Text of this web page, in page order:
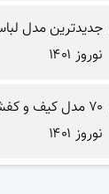
جدیدترین مدل
نوروز ۱۴۰۱
۷۰ مدل کیف و
نوروز ۱۴۰۱